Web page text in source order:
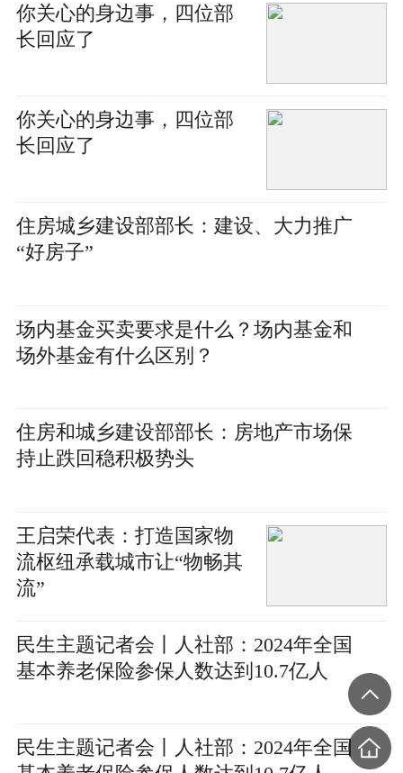
你关心的身边事，四位部
长回应了
你关心的身边事，四位部
长回应了
住房城乡建设部部长：建设、大力推广
“好房子”
场内基金买卖要求是什么？场内基金和
场外基金有什么区别？
住房和城乡建设部部长：房地产市场保
持止跌回稳积极势头
王启荣代表：打造国家物
流枢纽承载城市让“物畅其
流”
民生主题记者会丨人社部：2024年全国
基本养老保险参保人数达到10.7亿人
民生主题记者会丨人社部：2024年全国